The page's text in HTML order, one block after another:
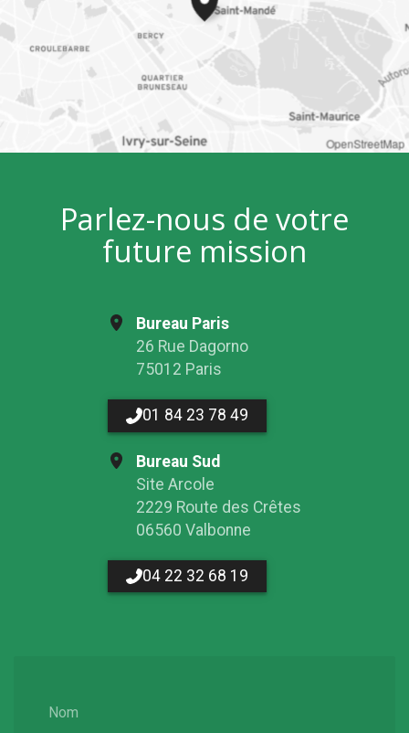
OpenStreetMap
Parlez-nous de votre
future mission
Nom
Bureau Paris
26 Rue Dagorno
75012 Paris
01 84 23 78 49
Bureau Sud
Site Arcole
2229 Route des Crêtes
06560 Valbonne
04 22 32 68 19